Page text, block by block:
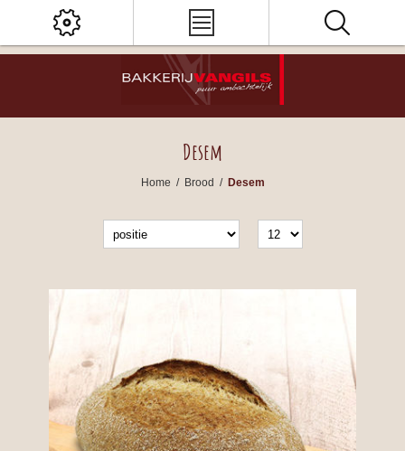
Desem
Home / Brood / Desem